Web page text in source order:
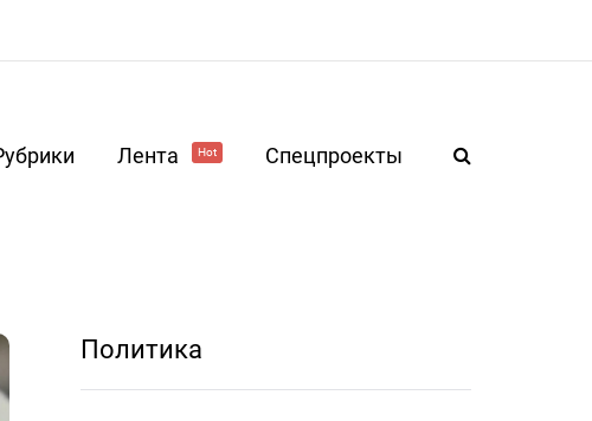
Лента Hot Спецпроекты
Политика